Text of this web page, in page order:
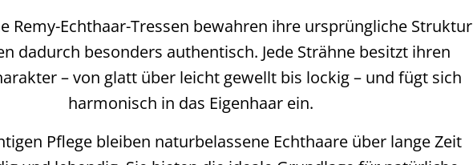
Remy-Echthaar-Tressen bewahren ihre ursprüngliche Struktur
dadurch besonders authentisch. Jede Strähne besitzt ihren
– von glatt über leicht gewellt bis lockig – und fügt sich
harmonisch in das Eigenhaar ein.
Pflege bleiben naturbelassene Echthaare über lange Zeit